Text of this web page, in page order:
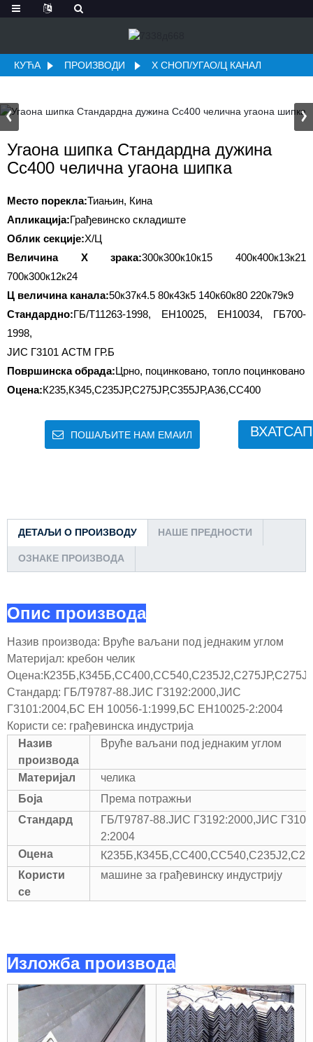
КУЋА ПРОИЗВОДИ Х СНОП/УГАО/Ц КАНАЛ
Угаона шипка Стандардна дужина
Сс400 челична угаона шипка
Место порекла:Тиањин, Кина
Апликација:Грађевинско складиште
Облик секције:Х/Ц
Величина Х зрака:300к300к10к15 400к400к13к21
700к300к12к24
Ц величина канала:50к37к4.5 80к43к5 140к60к80 220к79к9
Стандардно:ГБ/Т11263-1998, ЕН10025, ЕН10034, ГБ700-
1998,
ЈИС Г3101 АСТМ ГР.Б
Површинска обрада:Црно, поцинковано, топло поцинковано
Оцена:К235,К345,С235ЈР,С275ЈР,С355ЈР,А36,СС400
ПОШАЉИТЕ НАМ ЕМАИЛ
ДЕТАЉИ О ПРОИЗВОДУ НАШЕ ПРЕДНОСТИ
ОЗНАКЕ ПРОИЗВОДА
Опис производа
Назив производа: Вруће ваљани под једнаким углом
Материјал: кребон челик
Стандард: ГБ/Т9787-88.ЈИС Г3192:2000,ЈИС
Г3101:2004,БС ЕН 10056-1:1999,БС ЕН10025-2:2004
Користи се: грађевинска индустрија
Назив
производа
Вруће ваљани под једнаким углом
Материјал
челика
Боја
Према потражњи
Стандард
ГБ/Т9787-88.ЈИС Г3192:2000,ЈИС
2:2004
Оцена
Користи
се
машине за грађевинску индустрију
Изложба производа